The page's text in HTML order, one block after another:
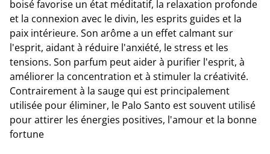
boisé favorise un état méditatif, la relaxation profonde
et la connexion avec le divin, les esprits guides et la
paix intérieure. Son arôme a un effet calmant sur
l'esprit, aidant à réduire l'anxiété, le stress et les
tensions. Son parfum peut aider à purifier l'esprit, à
améliorer la concentration et à stimuler la créativité.
Contrairement à la sauge qui est principalement
utilisée pour éliminer, le Palo Santo est souvent utilisé
pour attirer les énergies positives, l'amour et la bonne
fortune